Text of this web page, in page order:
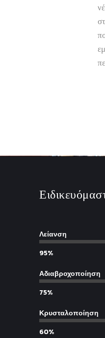
Λείανση
95%
Αδιαβροχοποίηση
75%
Κρυσταλοποίηση
60%